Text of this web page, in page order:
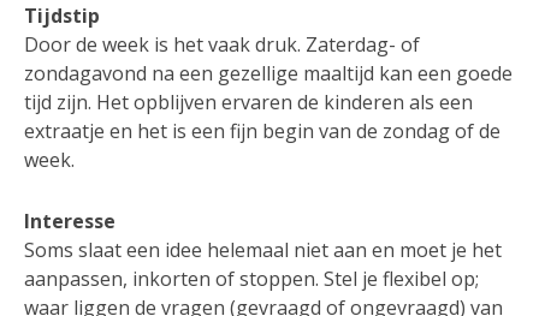
Tijdstip
Door de week is het vaak druk. Zaterdag- of
zondagavond na een gezellige maaltijd kan een goede
tijd zijn. Het opblijven ervaren de kinderen als een
extraatje en het is een fijn begin van de zondag of de
week.
Interesse
Soms slaat een idee helemaal niet aan en moet je het
aanpassen, inkorten of stoppen. Stel je flexibel op;
waar liggen de vragen (gevraagd of ongevraagd) van